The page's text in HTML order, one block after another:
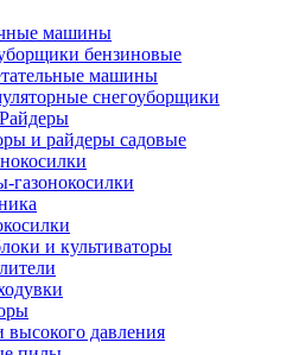
машины
бензиновые
машины
снегоуборщики
и райдеры садовые
газонокосилки
и культиваторы
давления